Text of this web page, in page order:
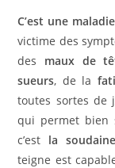
C’est une
victime des
des maux de
sueurs, de la
toutes sortes de
qui permet bien
c’est la
teigne est